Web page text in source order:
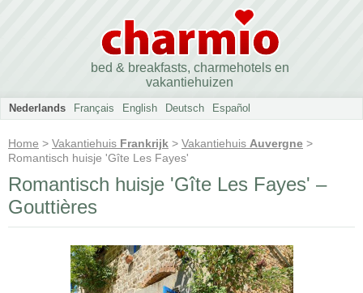
bed & breakfasts, charmehotels en
vakantiehuizen
Nederlands Français English Deutsch Español
Home > Vakantiehuis Frankrijk > Vakantiehuis Auvergne >
Romantisch huisje 'Gîte Les Fayes'
Romantisch huisje 'Gîte Les Fayes' –
Gouttières